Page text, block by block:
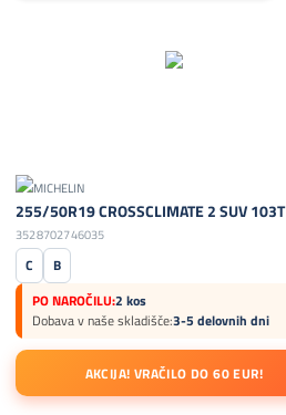
255/50R19 CROSSCLIMATE 2 SUV 103T
3528702746035
C
B
PO NAROČILU:2 kos
Dobava v naše skladišče:3-5 delovnih dni
AKCIJA! VRAČILO DO 60 EUR!